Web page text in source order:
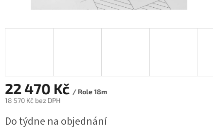
22 470 Kč / Role 18m
18 570 Kč bez DPH
cena:
Do týdne na objednání